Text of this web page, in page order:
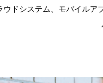
ウドシステム、モバイル